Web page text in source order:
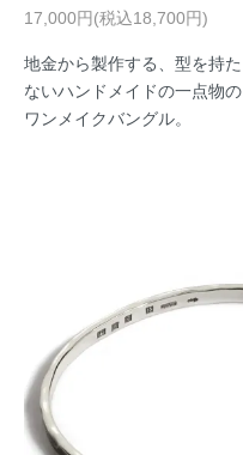
17,000円(税込18,700円)
地金から製作する、型を持た
ないハンドメイドの一点物の
ワンメイクバングル。